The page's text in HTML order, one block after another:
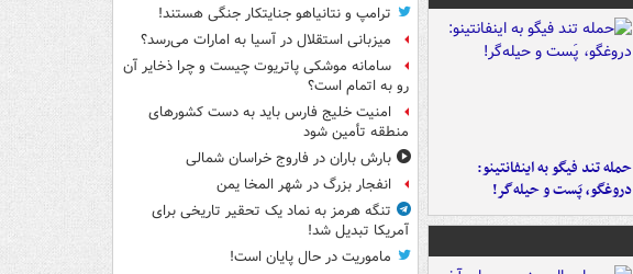
حمله تند فیگو به اینفانتینو:
دروغگو، پَست‌ و حیله‌گر!
ترامپ و نتانیاهو جنایتکار جنگی هستند!
میزبانی استقلال در آسیا به امارات می‌رسد؟
سامانه موشکی پاتریوت چیست و چرا ذخایر آن
رو به اتمام است؟
امنیت خلیج فارس باید به دست کشورهای
منطقه تأمین شود
بارش باران در فاروج خراسان شمالی
انفجار بزرگ در شهر المخا یمن
تنگه هرمز به نماد یک تحقیر تاریخی برای
آمریکا تبدیل شد!
ماموریت در حال پایان است!